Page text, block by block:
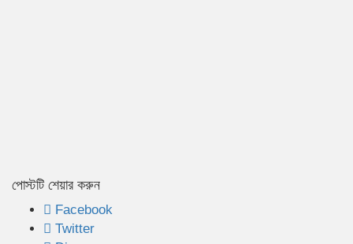
পোস্টটি শেয়ার করুন
Facebook
Twitter